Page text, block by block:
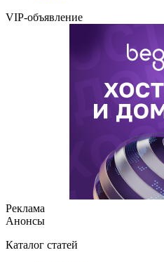
VIP-объявление
Реклама
Анонсы
Каталог статей